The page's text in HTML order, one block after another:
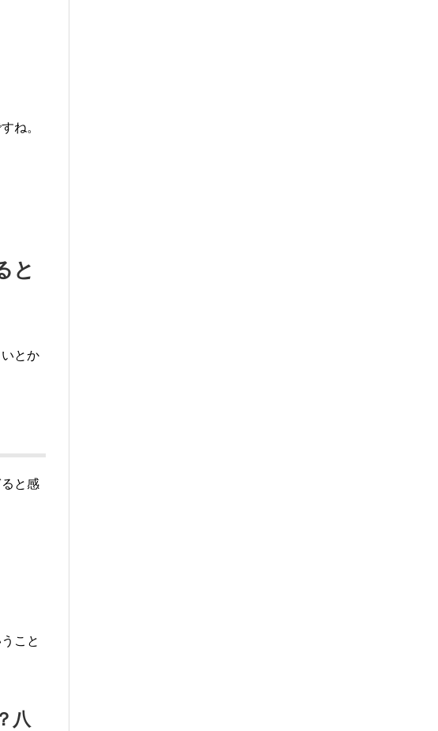
ね。
と
とか
と感
こと
八